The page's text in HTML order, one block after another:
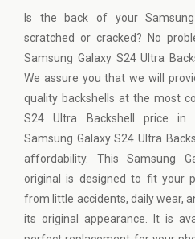
Is the back of yourSamsung
scratched or cracked? No
Samsung Galaxy S24 Ultra
We assure you that we will
quality backshells at the most
S24 Ultra Backshell price in
Samsung Galaxy S24 Ultra
affordability. This Samsung
original is designed to fit your
from little accidents, daily wear,
its original appearance. It is